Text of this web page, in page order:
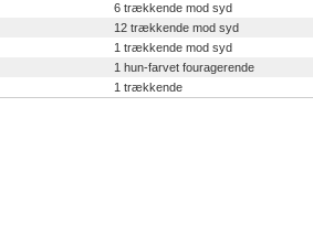
6 trækkende mod syd
12 trækkende mod syd
1 trækkende mod syd
1 hun-farvet fouragerende
1 trækkende